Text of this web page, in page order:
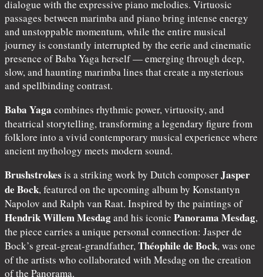
dialogue with the expressive piano melodies. Virtuosic
passages between marimba and piano bring intense energy
and unstoppable momentum, while the entire musical
journey is constantly interrupted by the eerie and cinematic
presence of Baba Yaga herself — emerging through deep,
slow, and haunting marimba lines that create a mysterious
and spellbinding contrast.
Baba Yaga combines rhythmic power, virtuosity, and
theatrical storytelling, transforming a legendary figure from
folklore into a vivid contemporary musical experience where
ancient mythology meets modern sound.
Brushstrokes is a striking work by Dutch composerJasper
de Bock, featured on the upcoming album by Konstantyn
Napolov and Ralph van Raat. Inspired by the paintings of
Hendrik Willem Mesdagand his iconic Panorama Mesdag,
the piece carries a unique personal connection: Jasper de
Bock’s great-great-grandfather,Théophile de Bock, was one
of the artists who collaborated with Mesdag on the creation
of the Panorama.